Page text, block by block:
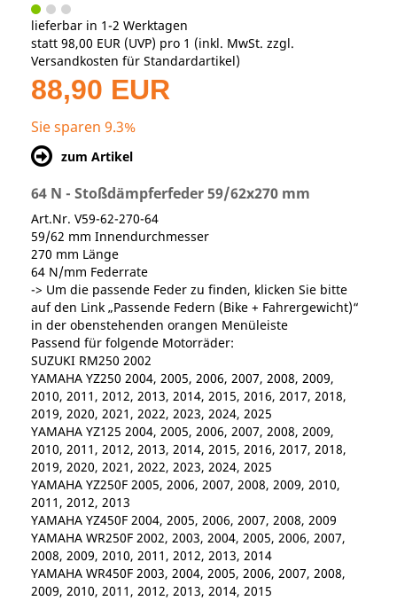
lieferbar in 1-2 Werktagen
statt 98,00 EUR (UVP) pro 1 (inkl. MwSt. zzgl.
Versandkosten für Standardartikel)
88,90 EUR
Sie sparen 9.3%
zum Artikel
64 N - Stoßdämpferfeder 59/62x270 mm
Art.Nr. V59-62-270-64
59/62 mm Innendurchmesser
270 mm Länge
64 N/mm Federrate
-> Um die passende Feder zu finden, klicken Sie bitte
auf den Link „Passende Federn (Bike + Fahrergewicht)“
in der obenstehenden orangen Menüleiste
Passend für folgende Motorräder:
SUZUKI RM250 2002
YAMAHA YZ250 2004, 2005, 2006, 2007, 2008, 2009,
2010, 2011, 2012, 2013, 2014, 2015, 2016, 2017, 2018,
2019, 2020, 2021, 2022, 2023, 2024, 2025
YAMAHA YZ125 2004, 2005, 2006, 2007, 2008, 2009,
2010, 2011, 2012, 2013, 2014, 2015, 2016, 2017, 2018,
2019, 2020, 2021, 2022, 2023, 2024, 2025
YAMAHA YZ250F 2005, 2006, 2007, 2008, 2009, 2010,
2011, 2012, 2013
YAMAHA YZ450F 2004, 2005, 2006, 2007, 2008, 2009
YAMAHA WR250F 2002, 2003, 2004, 2005, 2006, 2007,
2008, 2009, 2010, 2011, 2012, 2013, 2014
YAMAHA WR450F 2003, 2004, 2005, 2006, 2007, 2008,
2009, 2010, 2011, 2012, 2013, 2014, 2015